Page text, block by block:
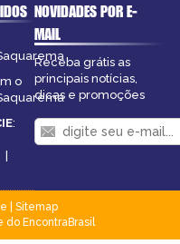
o
:
|
NOVIDADES POR E-
MAIL
Receba grátis as
principais notícias,
dicas e promoções
Sitemap
EncontraBrasil